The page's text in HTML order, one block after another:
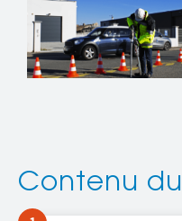
Contenu